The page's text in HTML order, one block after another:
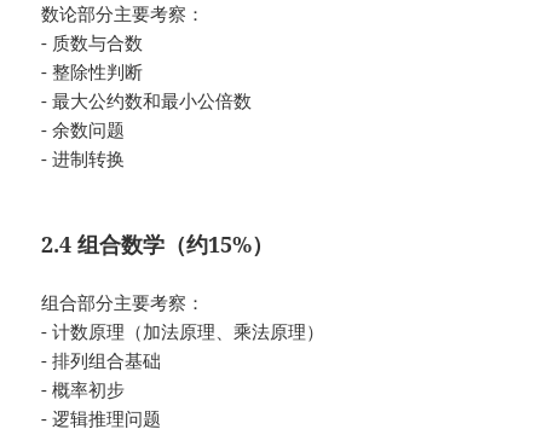
数论部分主要考察：
- 质数与合数
- 整除性判断
- 最大公约数和最小公倍数
- 余数问题
- 进制转换
2.4 组合数学（约15%）
组合部分主要考察：
- 计数原理（加法原理、乘法原理）
- 排列组合基础
- 概率初步
- 逻辑推理问题